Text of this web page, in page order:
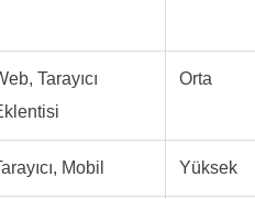
Tarayıcı
Orta
Mobil Yüksek